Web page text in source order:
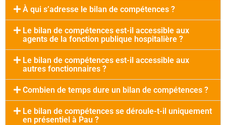
À qui s’adresse le bilan de compétences ?
Le bilan de compétences est-il accessible aux
agents de la fonction publique hospitalière ?
Le bilan de compétences est-il accessible aux
autres fonctionnaires ?
Combien de temps dure un bilan de compétences ?
Le bilan de compétences se déroule-t-il uniquement
en présentiel à Pau ?